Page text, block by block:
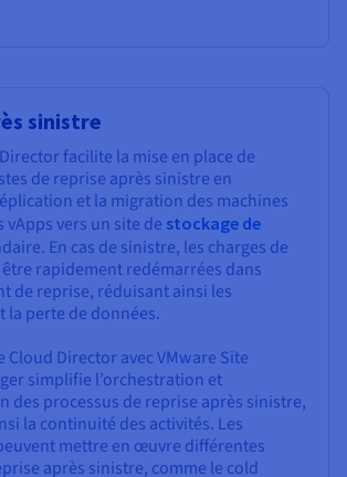
sinistre
facilite la mise en place de
de reprise après sinistre en
et la migration des machines
vers un site de stockage de
En cas de sinistre, les charges de
rapidement redémarrées dans
de reprise, réduisant ainsi les
perte de données.
Cloud Director avec VMware Site
simplifie l’orchestration et
des processus de reprise après sinistre,
la continuité des activités. Les
mettre en œuvre différentes
après sinistre, comme le cold